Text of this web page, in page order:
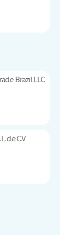
Brazil LLC
de C.V